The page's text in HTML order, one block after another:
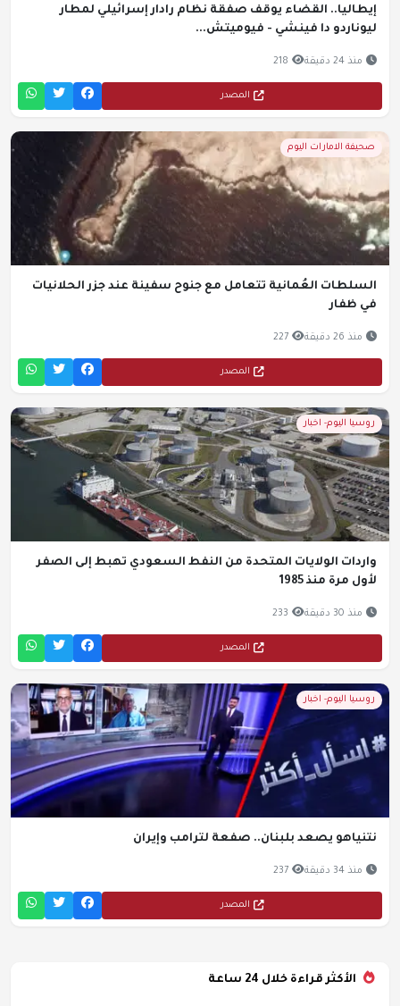
إيطاليا.. القضاء يوقف صفقة نظام رادار إسرائيلي لمطار
ليوناردو دا فينشي - فيوميتش...
منذ 24 دقيقة 218
المصدر
صحيفة الامارات اليوم
السلطات العُمانية تتعامل مع جنوح سفينة عند جزر الحلانيات
في ظفار
منذ 26 دقيقة 227
المصدر
روسيا اليوم- اخبار
واردات الولايات المتحدة من النفط السعودي تهبط إلى الصفر
لأول مرة منذ 1985
منذ 30 دقيقة 233
المصدر
روسيا اليوم- اخبار
نتنياهو يصعد بلبنان.. صفعة لترامب وإيران
منذ 34 دقيقة 237
المصدر
الأكثر قراءة خلال 24 ساعة